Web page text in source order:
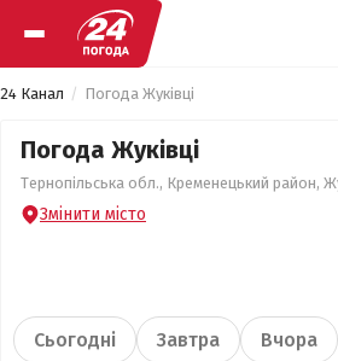
24 Канал Погода Жуківці
Погода Жуківці
Тернопільська обл., Кременецький район,
Змінити місто
Сьогодні Завтра Вчора